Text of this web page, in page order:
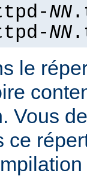
NN
NN
le
Vous
ce